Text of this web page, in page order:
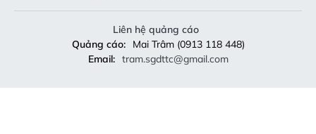
Liên hệ quảng cáo
Quảng cáo:
Mai Trâm (0913 118 448)
Email: tram.sgdttc@gmail.com